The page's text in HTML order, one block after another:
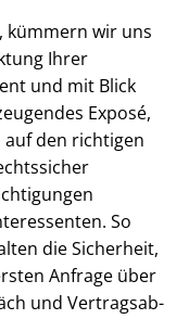
kümmern wir uns
Ihrer
und mit Blick
Exposé,
den richtigen
So
die Sicherheit,
Anfrage über
und Ver­trags­ab­